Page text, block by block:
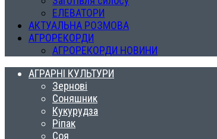
ЕЛЕВАТОРИ
АКТУАЛЬНА РОЗМОВА
АГРОРЕКОРДИ
АГРОРЕКОРДИ НОВИНИ
АГРАРНІ КУЛЬТУРИ
Зернові
Соняшник
Кукурудза
Ріпак
Соя